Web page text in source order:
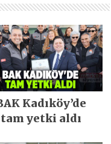
Kadıköy’de
tam yetki aldı